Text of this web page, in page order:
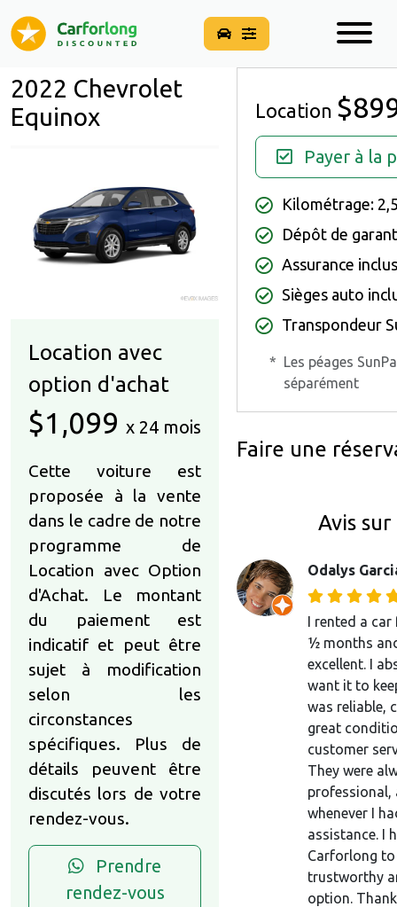
2022 Chevrolet
Equinox
Location
Payer à la
Kilométrage:
Dépôt de
Assurance
Sièges auto
Transpondeur
* Les péages
séparément
Faire une
Avis
Odalys
I rented a
½ months
excellent. I
want it to
was reliable,
great
customer
They were
professional,
whenever I
assistance. I
Carforlong
trustworthy
option.
Location avec
option d'achat
$1,099 x 24 mois
Cette voiture est
proposée à la vente
dans le cadre de notre
programme de
Location avec Option
d'Achat. Le montant
du paiement est
indicatif et peut être
sujet à modification
selon les
circonstances
spécifiques. Plus de
détails peuvent être
discutés lors de votre
rendez-vous.
Prendre
rendez-vous